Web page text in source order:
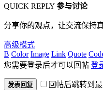
QUICK REPLY 参与讨论
分享你的观点，让交流保持
高级模式
B Color Image Link Quote
您需要登录后才可以回帖 登
发表回复 回帖后跳转到